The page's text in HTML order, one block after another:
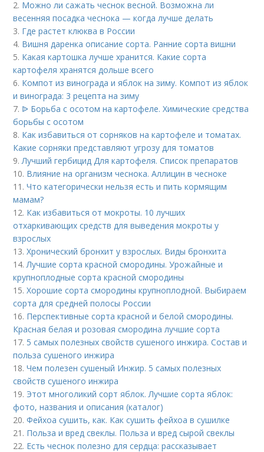
2. Можно ли сажать чеснок весной. Возможна ли
весенняя посадка чеснока — когда лучше делать
3. Где растет клюква в России
4. Вишня даренка описание сорта. Ранние сорта вишни
5. Какая картошка лучше хранится. Какие сорта
картофеля хранятся дольше всего
6. Компот из винограда и яблок на зиму. Компот из яблок
и винограда: 3 рецепта на зиму
7. ᐉ Борьба с осотом на картофеле. Химические средства
борьбы с осотом
8. Как избавиться от сорняков на картофеле и томатах.
Какие сорняки представляют угрозу для томатов
9.Лучший гербицид Для картофеля. Список препаратов
10. Влияние на организм чеснока. Аллицин в чесноке
11.Что категорически нельзя есть и пить кормящим
мамам?
12. Как избавиться от мокроты. 10 лучших
отхаркивающих средств для выведения мокроты у
взрослых
13.Хронический бронхит у взрослых. Виды бронхита
14.Лучшие сорта красной смородины. Урожайные и
крупноплодные сорта красной смородины
15.Хорошие сорта смородины крупноплодной. Выбираем
сорта для средней полосы России
16. Перспективные сорта красной и белой смородины.
Красная белая и розовая смородина лучшие сорта
17. 5 самых полезных свойств сушеного инжира. Состав и
польза сушеного инжира
18.Чем полезен сушеный Инжир. 5 самых полезных
свойств сушеного инжира
19. Этот многоликий сорт яблок. Лучшие сорта яблок:
фото, названия и описания (каталог)
20.Фейхоа сушить, как. Как сушить фейхоа в сушилке
21. Польза и вред свеклы. Польза и вред сырой свеклы
22. Есть чеснок полезно для сердца: рассказывает